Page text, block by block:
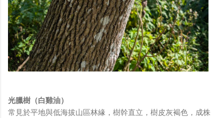
光臘樹（白雞油）
常見於平地與低海拔山區林緣，樹幹直立，樹皮灰褐色，成株